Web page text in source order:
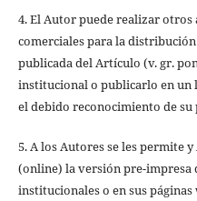
4. El Autor puede realizar otros
comerciales para la
publicada del Artículo (v. gr.
institucional o publicarlo en un
el debido reconocimiento de
5. A los Autores se les permite y
(online) la versión pre-
institucionales o en sus